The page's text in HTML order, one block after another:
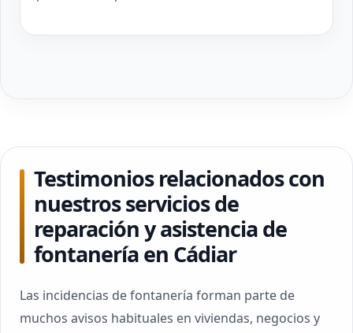
Testimonios relacionados con
nuestros servicios de
reparación y asistencia de
fontanería en Cádiar
Las incidencias de fontanería forman parte de
muchos avisos habituales en viviendas, negocios y